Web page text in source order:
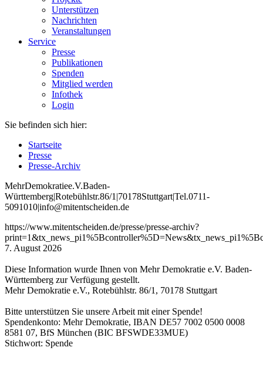
Unterstützen
Nachrichten
Veranstaltungen
Service
Presse
Publikationen
Spenden
Mitglied werden
Infothek
Login
Sie befinden sich hier:
Startseite
Presse
Presse-Archiv
MehrDemokratiee.V.Baden-
Württemberg|Rotebühlstr.86/1 |70178Stuttgart|Tel.0711-
5091010|info@mitentscheiden.de
https://www.mitentscheiden.de/presse/presse-archiv?
7. August 2026
Diese Information wurde Ihnen von Mehr Demokratie e.V. Baden-
Württemberg zur Verfügung gestellt.
Mehr Demokratie e.V., Rotebühlstr. 86/1, 70178 Stuttgart
Bitte unterstützen Sie unsere Arbeit mit einer Spende!
Spendenkonto: Mehr Demokratie, IBAN DE57 7002 0500 0008
8581 07, BfS München (BIC BFSWDE33MUE)
Stichwort: Spende